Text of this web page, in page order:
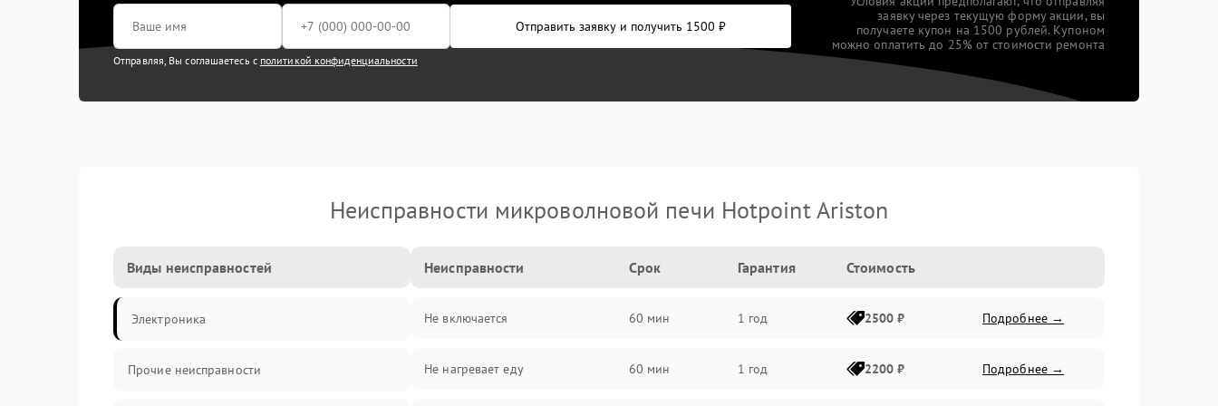
Отправить заявку и получить 1500 ₽
Отправляя, Вы соглашаетесь с политикой конфиденциальности
заявку через текущую форму акции, вы
получаете купон на 1500 рублей. Купоном
можно оплатить до 25% от стоимости ремонта
Неисправности микроволновой печи Hotpoint Ariston
Виды неисправностей
Электроника
Прочие неисправности
Неисправности Срок Гарантия Стоимость
Не включается 60 мин 1 год 2500 ₽ Подробнее →
Не нагревает еду 60 мин 1 год 2200 ₽ Подробнее →